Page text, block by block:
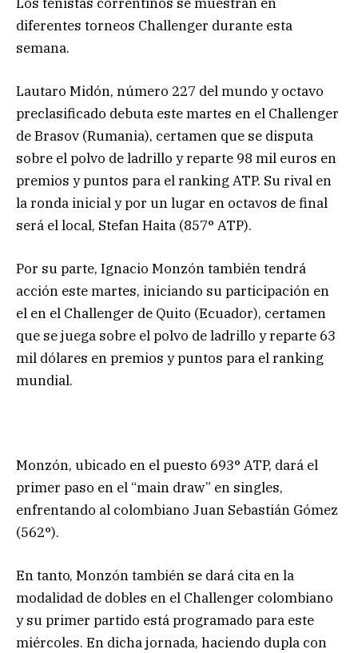
diferentes torneos Challenger durante esta
semana.
Lautaro Midón, número 227 del mundo y octavo
preclasificado debuta este martes en el Challenger
de Brasov (Rumania), certamen que se disputa
sobre el polvo de ladrillo y reparte 98 mil euros en
premios y puntos para el ranking ATP. Su rival en
la ronda inicial y por un lugar en octavos de final
será el local, Stefan Haita (857° ATP).
Por su parte, Ignacio Monzón también tendrá
acción este martes, iniciando su participación en
el en el Challenger de Quito (Ecuador), certamen
que se juega sobre el polvo de ladrillo y reparte 63
mil dólares en premios y puntos para el ranking
mundial.
Monzón, ubicado en el puesto 693° ATP, dará el
primer paso en el “main draw” en singles,
enfrentando al colombiano Juan Sebastián Gómez
(562°).
En tanto, Monzón también se dará cita en la
modalidad de dobles en el Challenger colombiano
y su primer partido está programado para este
miércoles. En dicha jornada, haciendo dupla con